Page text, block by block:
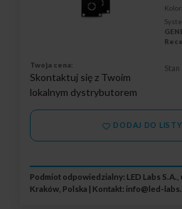
Kolor:
Twoja cena:
Skontaktuj się z Twoim
lokalnym dystrybutorem
Stan
DODAJ DO
Podmiot odpowiedzialny: LED Labs
Kraków, Polska | Kontakt: info@led-